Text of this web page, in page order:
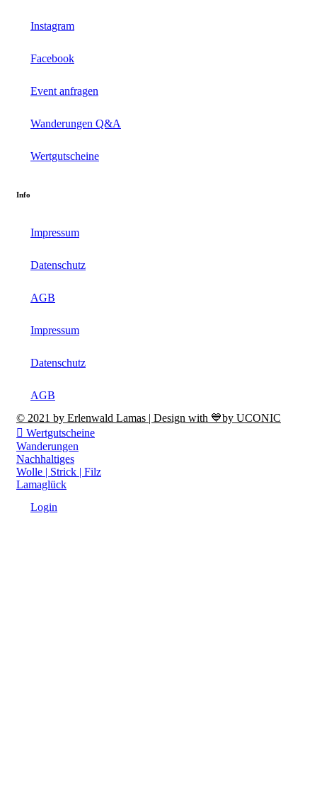
Instagram
Facebook
Event anfragen
Wanderungen Q&A
Wertgutscheine
Info
Impressum
Datenschutz
AGB
Impressum
Datenschutz
AGB
© 2021 by Erlenwald Lamas | Design with 💙by UCONIC
Wertgutscheine
Wanderungen
Nachhaltiges
Wolle | Strick | Filz
Lamaglück
Login